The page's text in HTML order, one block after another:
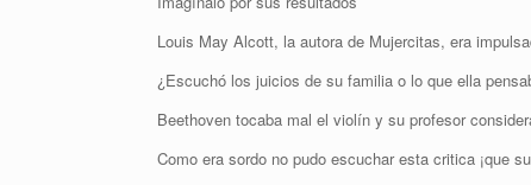
Louis May Alcott, la autora de Mujercitas, era
¿Escuchó los juicios de su familia o lo que ella
Beethoven tocaba mal el violín y su profesor
Como era sordo no pudo escuchar esta critica ¡que